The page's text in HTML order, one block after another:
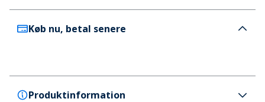
Køb nu, betal senere
Produktinformation